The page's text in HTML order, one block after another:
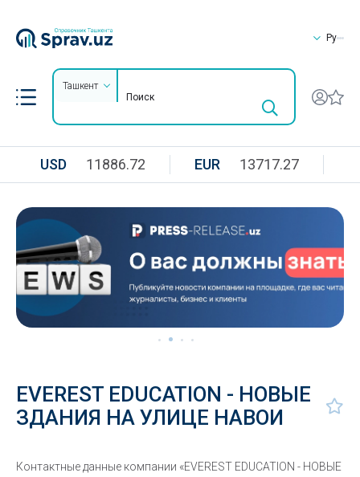
Ру
Ташкент
USD 11886.72 EUR 13717.27
EVEREST EDUCATION - НОВЫЕ
ЗДАНИЯ НА УЛИЦЕ НАВОИ
Контактные данные компании «EVEREST EDUCATION - НОВЫЕ